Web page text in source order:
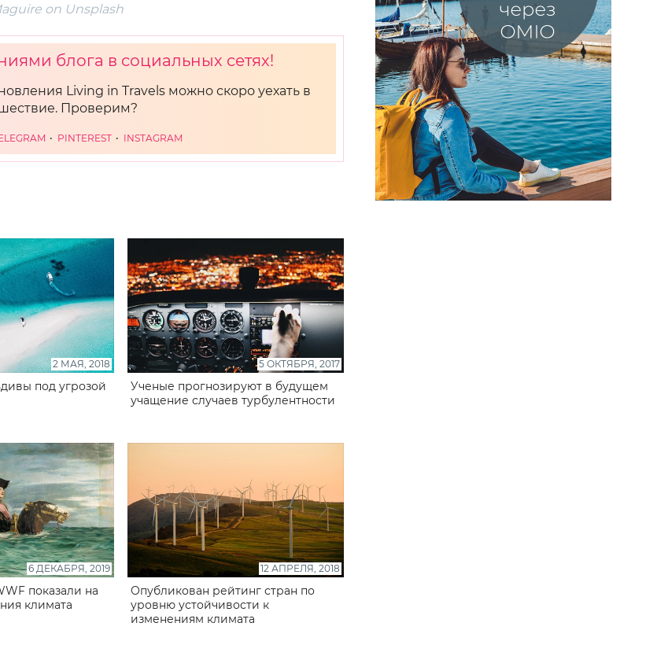
on Unsplash
блога в социальных сетях!
Living in Travels можно скоро уехать в
Проверим?
PINTEREST INSTAGRAM
2 МАЯ, 2018
под угрозой
5 ОКТЯБРЯ, 2017
Ученые прогнозируют в будущем
учащение случаев турбулентности
6 ДЕКАБРЯ, 2019
показали на
климата
12 АПРЕЛЯ, 2018
Опубликован рейтинг стран по
уровню устойчивости к
изменениям климата